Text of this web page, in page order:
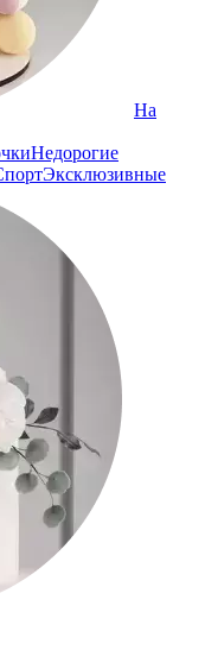
На
Недорогие
Эксклюзивные